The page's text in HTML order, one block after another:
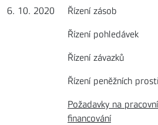
6. 10. 2020 Řízení zásob
Řízení pohledávek
Řízení závazků
Řízení peněžních
Požadavky na
financování